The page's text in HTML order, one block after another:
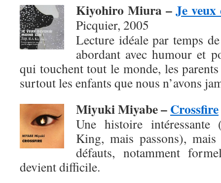
Kiyohiro Miura –Je
Picquier, 2005
Lecture idéale par temps
abordant avec humour et
qui touchent tout le monde, les
surtout les enfants que nous n’avons
Miyuki Miyabe –Crossfire
Une histoire intéressante
King, mais passons),
défauts, notamment
devient difficile.